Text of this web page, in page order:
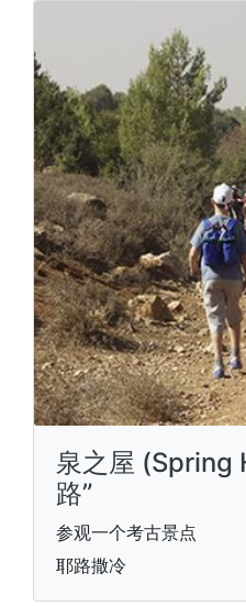
泉之屋 (Spring
路”
参观一个考古景点
耶路撒冷